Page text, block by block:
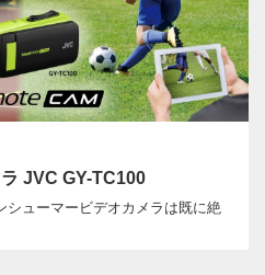
JVC GY-TC100
ューマービデオカメラは既に絶